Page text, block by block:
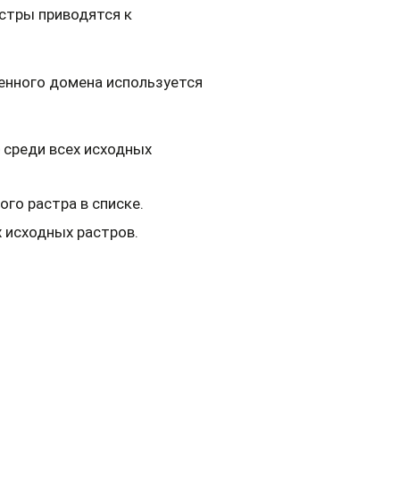
приводятся к
домена используется
всех исходных
растра в списке.
растров.